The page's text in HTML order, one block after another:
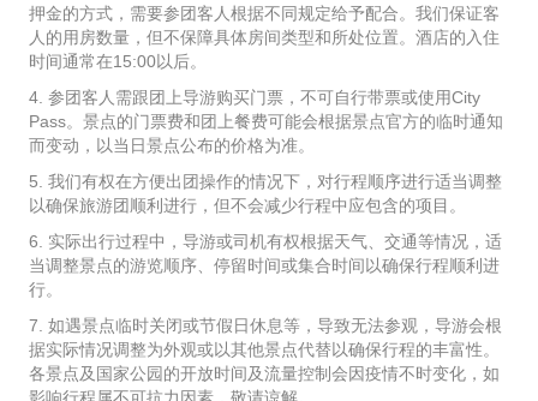
押金的方式，需要参团客人根据不同规定给予配合。我们保证客
人的用房数量，但不保障具体房间类型和所处位置。酒店的入住
时间通常在15:00以后。
4. 参团客人需跟团上导游购买门票，不可自行带票或使用City
Pass。景点的门票费和团上餐费可能会根据景点官方的临时通知
而变动，以当日景点公布的价格为准。
5. 我们有权在方便出团操作的情况下，对行程顺序进行适当调整
以确保旅游团顺利进行，但不会减少行程中应包含的项目。
6. 实际出行过程中，导游或司机有权根据天气、交通等情况，适
当调整景点的游览顺序、停留时间或集合时间以确保行程顺利进
行。
7. 如遇景点临时关闭或节假日休息等，导致无法参观，导游会根
据实际情况调整为外观或以其他景点代替以确保行程的丰富性。
各景点及国家公园的开放时间及流量控制会因疫情不时变化，如